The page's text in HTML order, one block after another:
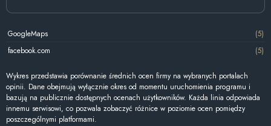
GoogleMaps
(5)
facebook.com
(5)
Wykres przedstawia porównanie średnich ocen firmy na wybranych portalach
opinii. Dane obejmują wyłącznie okres od momentu uruchomienia programu i
bazują na publicznie dostępnych ocenach użytkowników. Każda linia odpowiada
innemu serwisowi, co pozwala zobaczyć różnice w poziomie ocen pomiędzy
poszczególnymi platformami.